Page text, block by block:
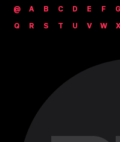
@
A B C D E F G
Q
R S T U V W